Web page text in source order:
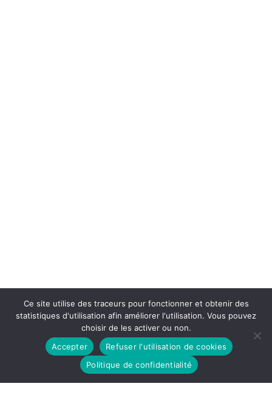
Ce site utilise des traceurs pour fonctionner et obtenir des
statistiques d'utilisation afin améliorer l'utilisation. Vous pouvez
choisir de les activer ou non.
Accepter
Refuser l'utilisation de cookies
Politique de confidentialité